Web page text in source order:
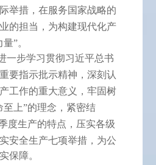
举措，在服务国家战略的
的担当，为构建现代化产
”。
一步学习贯彻习近平总书
重要指示批示精神，深刻认
工作的重大意义，牢固树
至上”的理念，紧密结
度生产的特点，压实各级
安全生产七项举措， 为公
保障。